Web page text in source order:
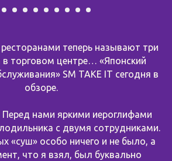
теперь называют три
торговом центре… «Японский
SM TAKE IT сегодня в
обзоре.
Перед нами яркими иероглифами
с двумя сотрудниками.
«суш» особо ничего и не было, а
что я взял, был буквально